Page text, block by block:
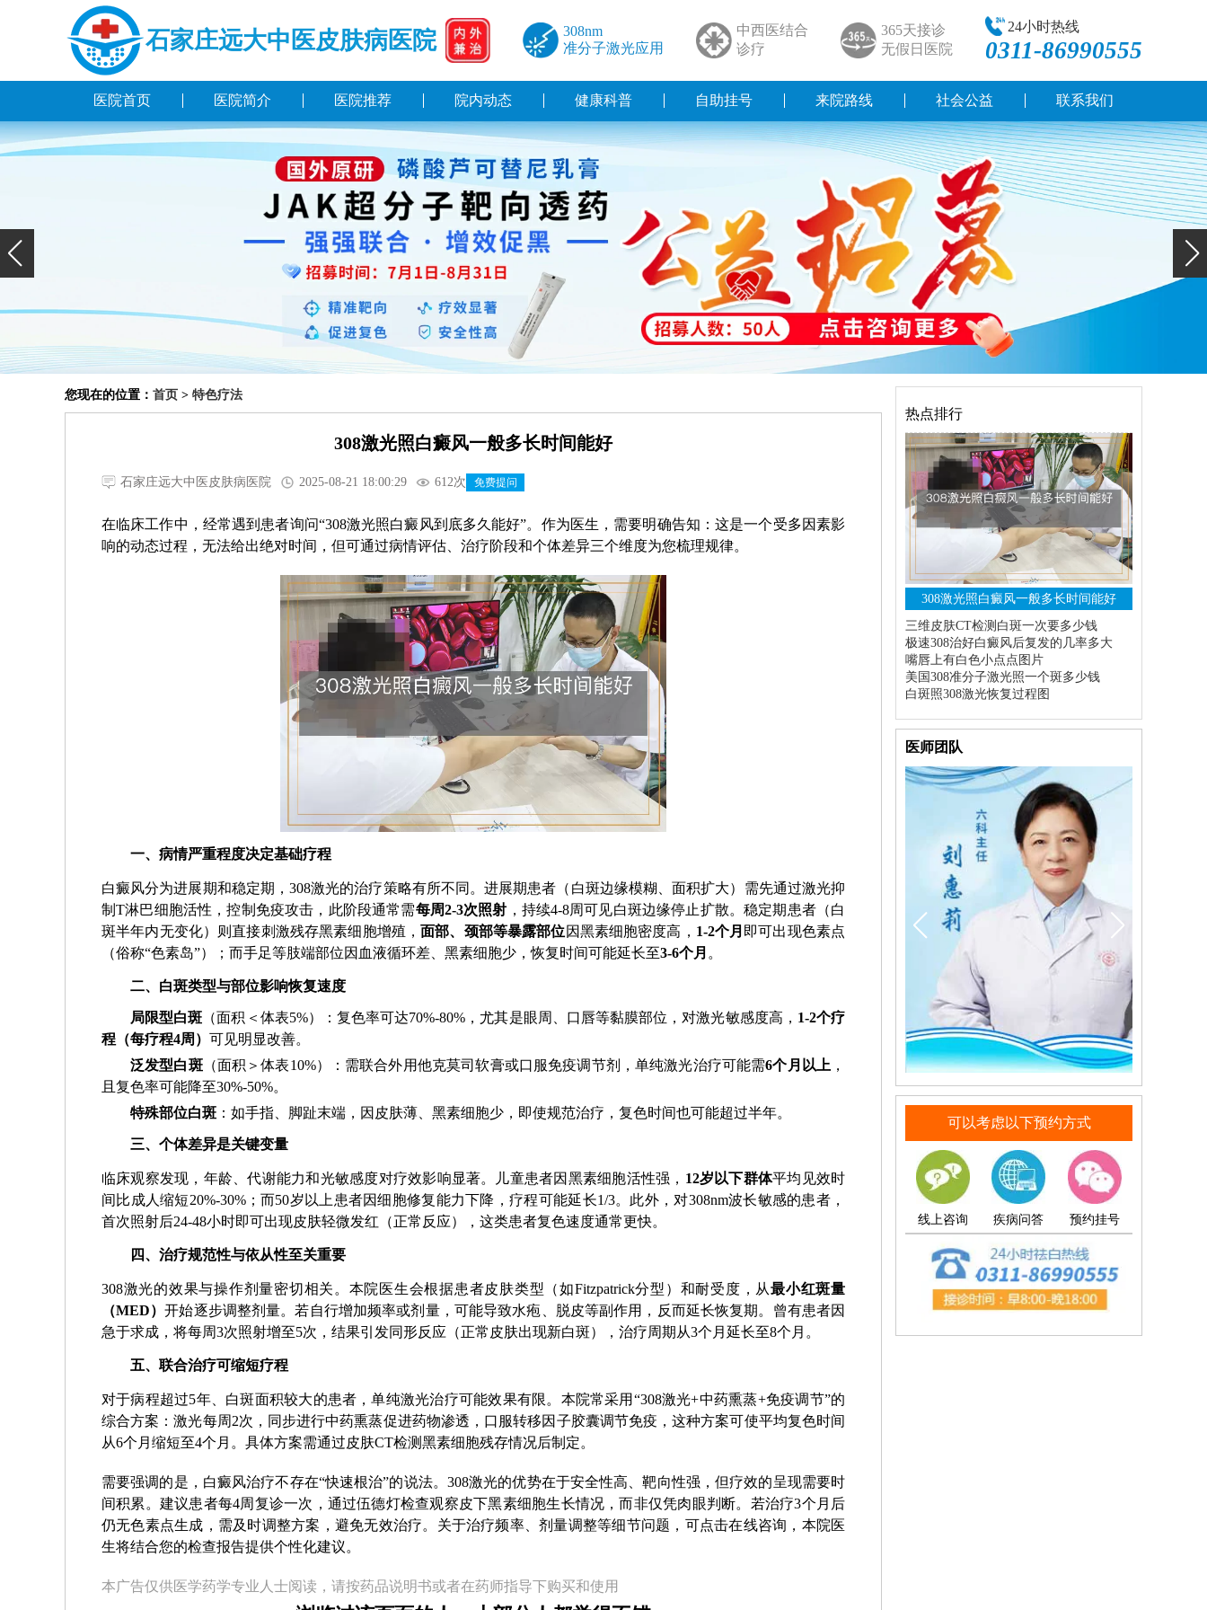
石家庄远大中医皮肤病医院
308nm
准分子激光应用
中西医结合
诊疗
365天接诊
无假日医院
24小时热线
0311-86990555
医院首页 医院简介 医院推荐 院内动态 健康科普 自助挂号 来院路线 社会公益 联系我们
您现在的位置： 首页 > 特色疗法
308激光照白癜风一般多长时间能好
石家庄远大中医皮肤病医院 2025-08-21 18:00:29 612次 免费提问
在临床工作中，经常遇到患者询问“308激光照白癜风到底多久能好”。作为医生，需要明确告知：这是一个受多因素影
响的动态过程，无法给出绝对时间，但可通过病情评估、治疗阶段和个体差异三个维度为您梳理规律。
一、病情严重程度决定基础疗程
白癜风分为进展期和稳定期，308激光的治疗策略有所不同。进展期患者（白斑边缘模糊、面积扩大）需先通过激光抑
制T淋巴细胞活性，控制免疫攻击，此阶段通常需每周2-3次照射 ，持续4-8周可见白斑边缘停止扩散。稳定期患者（白
斑半年内无变化）则直接刺激残存黑素细胞增殖，面部、颈部等暴露部位因黑素细胞密度高， 1-2个月 即可出现色素点
（俗称“色素岛”）；而手足等肢端部位因血液循环差、黑素细胞少，恢复时间可能延长至3-6个月 。
二、白斑类型与部位影响恢复速度
局限型白斑 （面积＜体表5%）：复色率可达70%-80%，尤其是眼周、口唇等黏膜部位，对激光敏感度高， 1-2个疗
程（每疗程4周） 可见明显改善。
泛发型白斑（面积＞体表10%）：需联合外用他克莫司软膏或口服免疫调节剂，单纯激光治疗可能需6个月以上 ，
且复色率可能降至30%-50%。
特殊部位白斑 ：如手指、脚趾末端，因皮肤薄、黑素细胞少，即使规范治疗，复色时间也可能超过半年。
三、个体差异是关键变量
临床观察发现，年龄、代谢能力和光敏感度对疗效影响显著。儿童患者因黑素细胞活性强， 12岁以下群体平均见效时
间比成人缩短20%-30%；而50岁以上患者因细胞修复能力下降，疗程可能延长1/3。此外，对308nm波长敏感的患者，
首次照射后24-48小时即可出现皮肤轻微发红（正常反应），这类患者复色速度通常更快。
四、治疗规范性与依从性至关重要
308激光的效果与操作剂量密切相关。本院医生会根据患者皮肤类型（如Fitzpatrick分型）和耐受度，从最小红斑量
（MED）开始逐步调整剂量。若自行增加频率或剂量，可能导致水疱、脱皮等副作用，反而延长恢复期。曾有患者因
急于求成，将每周3次照射增至5次，结果引发同形反应（正常皮肤出现新白斑），治疗周期从3个月延长至8个月。
五、联合治疗可缩短疗程
对于病程超过5年、白斑面积较大的患者，单纯激光治疗可能效果有限。本院常采用“308激光+中药熏蒸+免疫调节”的
综合方案：激光每周2次，同步进行中药熏蒸促进药物渗透，口服转移因子胶囊调节免疫，这种方案可使平均复色时间
从6个月缩短至4个月。具体方案需通过皮肤CT检测黑素细胞残存情况后制定。
需要强调的是，白癜风治疗不存在“快速根治”的说法。308激光的优势在于安全性高、靶向性强，但疗效的呈现需要时
间积累。建议患者每4周复诊一次，通过伍德灯检查观察皮下黑素细胞生长情况，而非仅凭肉眼判断。若治疗3个月后
仍无色素点生成，需及时调整方案，避免无效治疗。关于治疗频率、剂量调整等细节问题，可点击在线咨询，本院医
生将结合您的检查报告提供个性化建议。
本广告仅供医学药学专业人士阅读，请按药品说明书或者在药师指导下购买和使用
热点排行
308激光照白癜风一般多长时间能好
三维皮肤CT检测白斑一次要多少钱
极速308治好白癜风后复发的几率多大
嘴唇上有白色小点点图片
美国308准分子激光照一个斑多少钱
白斑照308激光恢复过程图
医师团队
可以考虑以下预约方式
线上咨询 疾病问答 预约挂号